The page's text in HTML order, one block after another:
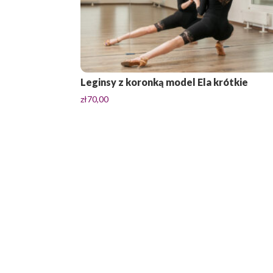
Leginsy z koronką model Ela krótkie
zł70,00